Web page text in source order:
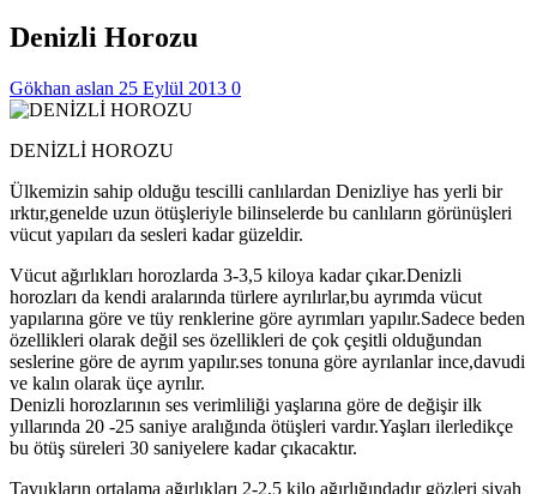
Denizli Horozu
Gökhan aslan 25 Eylül 2013 0
DENİZLİ HOROZU
Ülkemizin sahip olduğu tescilli canlılardan Denizliye has yerli bir
ırktır,genelde uzun ötüşleriyle bilinselerde bu canlıların görünüşleri
vücut yapıları da sesleri kadar güzeldir.
Vücut ağırlıkları horozlarda 3-3,5 kiloya kadar çıkar.Denizli
horozları da kendi aralarında türlere ayrılırlar,bu ayrımda vücut
yapılarına göre ve tüy renklerine göre ayrımları yapılır.Sadece beden
özellikleri olarak değil ses özellikleri de çok çeşitli olduğundan
seslerine göre de ayrım yapılır.ses tonuna göre ayrılanlar ince,davudi
ve kalın olarak üçe ayrılır.
Denizli horozlarının ses verimliliği yaşlarına göre de değişir ilk
yıllarında 20 -25 saniye aralığında ötüşleri vardır.Yaşları ilerledikçe
bu ötüş süreleri 30 saniyelere kadar çıkacaktır.
Tavukların ortalama ağırlıkları 2-2,5 kilo ağırlığındadır gözleri siyah